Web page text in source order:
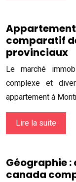
comparatif
provinciaux
Le marché
complexe et
appartement à
Lire la suite
Géographie :
canada